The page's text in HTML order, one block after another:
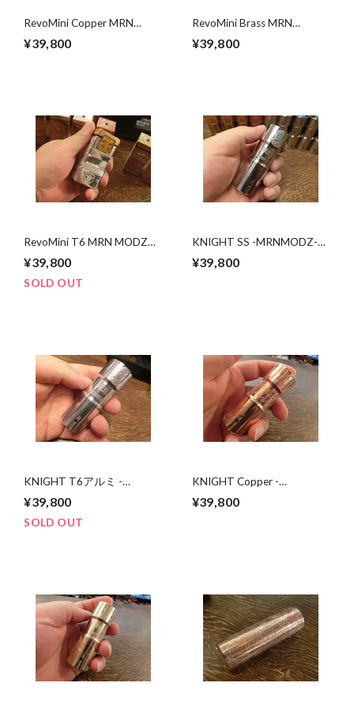
RevoMini Copper MRN
MODZ 茨城県水戸市の電
子タバコ・VAPE専門店 爆
¥39,800
RevoMini Brass MRN
MODZ 茨城県水戸市の電
子タバコ・VAPE専門店 爆
¥39,800
RevoMini T6 MRN MODZ
コ・VAPE専門店 爆煙堂
¥39,800
SOLD OUT
KNIGHT SS -MRNMODZ-
コ・ベイプ専門店 爆煙堂
¥39,800
KNIGHT T6アルミ -
市の電子タバコ・ベイプ専
門店 爆煙堂
¥39,800
SOLD OUT
KNIGHT Copper -
市の電子タバコ・VAPE専門
¥39,800